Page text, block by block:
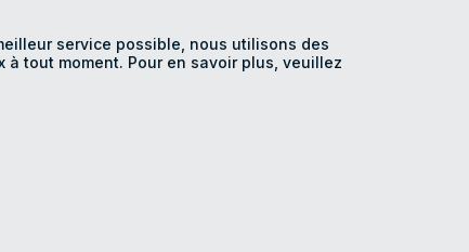
service possible, nous utilisons des
tout moment. Pour en savoir plus, veuillez